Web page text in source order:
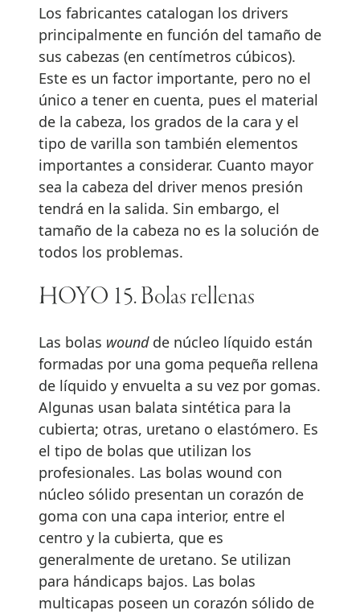
Los fabricantes catalogan los drivers
principalmente en función del tamaño de
sus cabezas (en centímetros cúbicos).
Este es un factor importante, pero no el
único a tener en cuenta, pues el material
de la cabeza, los grados de la cara y el
tipo de varilla son también elementos
importantes a considerar. Cuanto mayor
sea la cabeza del driver menos presión
tendrá en la salida. Sin embargo, el
tamaño de la cabeza no es la solución de
todos los problemas.
HOYO 15. Bolas rellenas
Las bolas woundde núcleo líquido están
formadas por una goma pequeña rellena
de líquido y envuelta a su vez por gomas.
Algunas usan balata sintética para la
cubierta; otras, uretano o elastómero. Es
el tipo de bolas que utilizan los
profesionales. Las bolas wound con
núcleo sólido presentan un corazón de
goma con una capa interior, entre el
centro y la cubierta, que es
generalmente de uretano. Se utilizan
para hándicaps bajos. Las bolas
multicapas poseen un corazón sólido de